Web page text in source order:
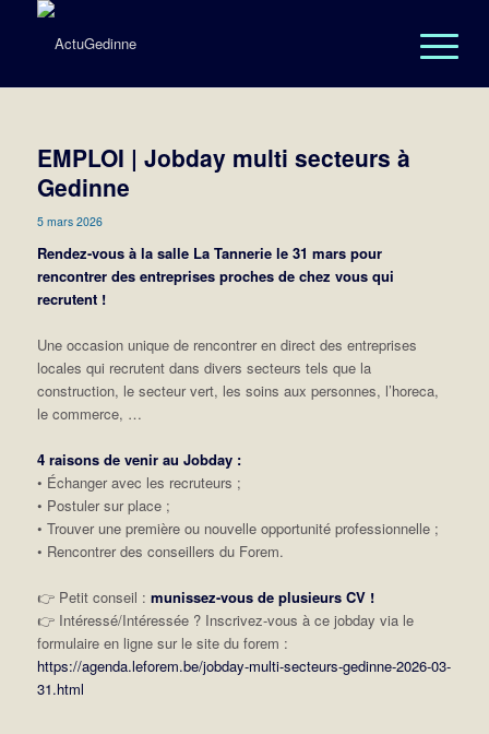
EMPLOI | Jobday multi secteurs à
Gedinne
5 mars 2026
Rendez-vous à la salle La Tannerie le 31 mars pour
rencontrer des entreprises proches de chez vous qui
recrutent !
Une occasion unique de rencontrer en direct des entreprises
locales qui recrutent dans divers secteurs tels que la
construction, le secteur vert, les soins aux personnes, l’horeca,
le commerce, …
4 raisons de venir au Jobday :
• Échanger avec les recruteurs ;
• Postuler sur place ;
• Trouver une première ou nouvelle opportunité professionnelle ;
• Rencontrer des conseillers du Forem.
👉 Petit conseil : munissez-vous de plusieurs CV !
👉 Intéressé/Intéressée ? Inscrivez-vous à ce jobday via le
formulaire en ligne sur le site du forem :
https://agenda.leforem.be/jobday-multi-secteurs-gedinne-2026-03-
31.html